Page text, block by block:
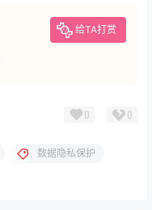
给TA打赏
0 0
数据隐私保护